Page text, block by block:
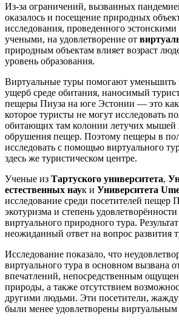
Из-за ограничений, вызванных
оказалось и посещение природных
исследования, проведенного
учеными, на удовлетворение от
природным объектам влияет возраст
уровень образования.
Виртуальные туры помогают уменьшить
ущерб среде обитания, наносимый
пещеры Пиуза на юге Эстонии — это как
которое туристы не могут исследовать
обитающих там колонии летучих мышей
обрушения пещер. Поэтому пещеры в
исследовать с помощью виртуального
здесь же туристическом центре.
Ученые из Тартуского университета,
естественных наук и Университета
исследование среди посетителей пещер
экотуризма и степень
виртуального природного тура.
неожиданный ответ на вопрос развития
Исследование показало, что
виртуального тура в основном вызвана
впечатлений, непосредственным
природы, а также отсутствием
другими людьми. Эти посетители,
были менее удовлетворены